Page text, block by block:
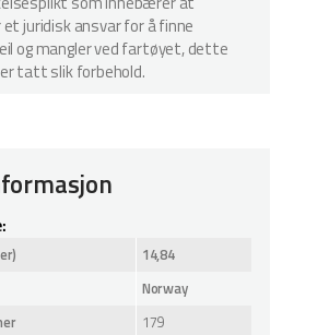
et juridisk ansvar for å finne
og mangler ved fartøyet, dette
tatt slik forbehold.
14,84
Norway
179